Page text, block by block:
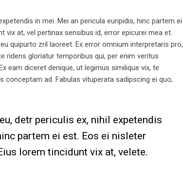
in mei. Mei an pericula euripidis, hinc partem ei
vix at, vel pertinax sensibus id, error epicurei mea et.
quipurto zril laoreet. Ex error omnium interpretaris pro,
ridens gloriatur temporibus qui, per enim veritus
eam diceret denique, ut legimus similique vix, te
conceptam ad. Fabulas vituperata sadipscing ei quo,
detr periculis ex, nihil expetendis
partem ei est. Eos ei nisleter
lorem tincidunt vix at, velete.